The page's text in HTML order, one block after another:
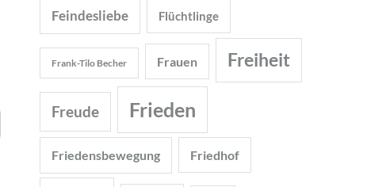
Feindesliebe Flüchtlinge
Frank-Tilo Becher Frauen Freiheit
Freude Frieden
Friedensbewegung Friedhof